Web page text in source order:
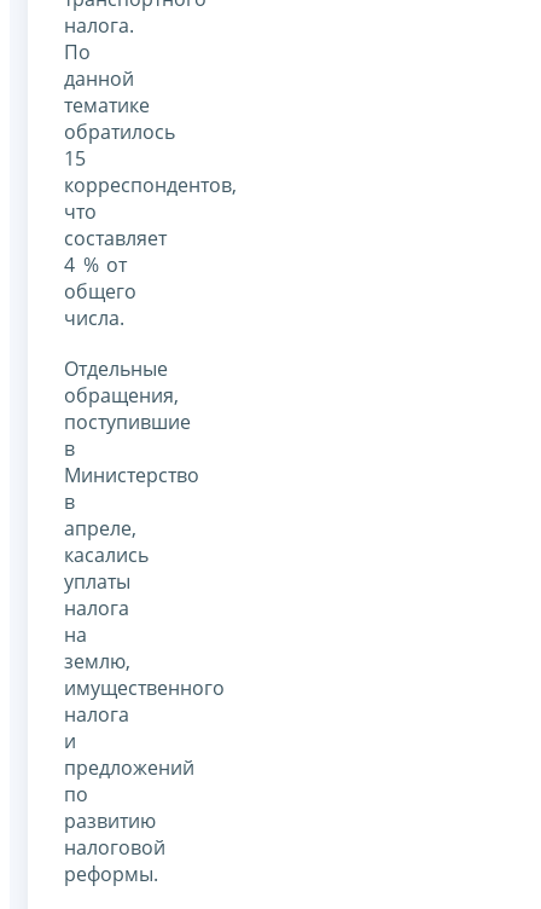
налога.
По
данной
тематике
обратилось
15
корреспондентов,
что
составляет
4 % от
общего
числа.
Отдельные
обращения,
поступившие
в
Министерство
в
апреле,
касались
уплаты
налога
на
землю,
имущественного
налога
и
предложений
по
развитию
налоговой
реформы.